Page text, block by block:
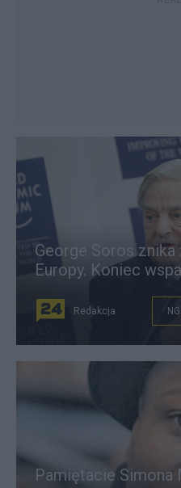
George Soros
Europy. Koniec
Redakcja
Pamiętacie Simona